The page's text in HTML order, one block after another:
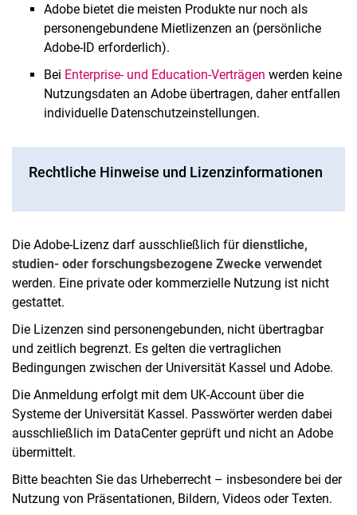
Adobe bietet die meisten Produkte nur noch als
personengebundene Mietlizenzen an (persönliche
Adobe-ID erforderlich).
Bei Enterprise- und Education-Verträgen werden keine
Nutzungsdaten an Adobe übertragen, daher entfallen
individuelle Datenschutzeinstellungen.
Rechtliche Hinweise und Lizenzinformationen
Die Adobe-Lizenz darf ausschließlich fürdienstliche,
studien- oder forschungsbezogene Zwecke verwendet
werden. Eine private oder kommerzielle Nutzung ist nicht
gestattet.
Die Lizenzen sind personengebunden, nicht übertragbar
und zeitlich begrenzt. Es gelten die vertraglichen
Bedingungen zwischen der Universität Kassel und Adobe.
Die Anmeldung erfolgt mit dem UK-Account über die
Systeme der Universität Kassel. Passwörter werden dabei
ausschließlich im DataCenter geprüft und nicht an Adobe
übermittelt.
Bitte beachten Sie das Urheberrecht – insbesondere bei der
Nutzung von Präsentationen, Bildern, Videos oder Texten.